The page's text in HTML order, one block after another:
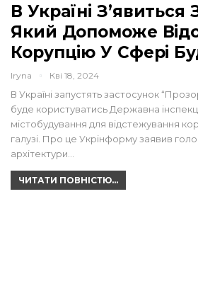
В Україні З’явиться
Який Допоможе
Корупцію У Сфері
Iryna Кві 18, 2024
В Україні запустять застосунок
буде користуватись Державна
містобудування для відстежування
галузі. Про це Укрінформу заявив
архітектури…
ЧИТАТИ ПОВНІСТЮ...